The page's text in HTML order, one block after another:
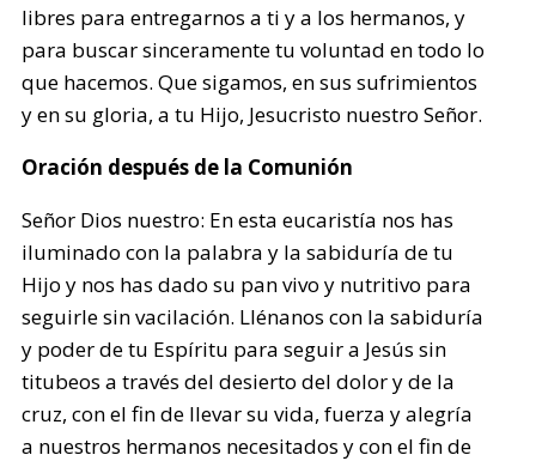
libres para entregarnos a ti y a los hermanos, y
para buscar sinceramente tu voluntad en todo lo
que hacemos. Que sigamos, en sus sufrimientos
y en su gloria, a tu Hijo, Jesucristo nuestro Señor.
Oración después de la Comunión
Señor Dios nuestro: En esta eucaristía nos has
iluminado con la palabra y la sabiduría de tu
Hijo y nos has dado su pan vivo y nutritivo para
seguirle sin vacilación. Llénanos con la sabiduría
y poder de tu Espíritu para seguir a Jesús sin
titubeos a través del desierto del dolor y de la
cruz, con el fin de llevar su vida, fuerza y alegría
a nuestros hermanos necesitados y con el fin de